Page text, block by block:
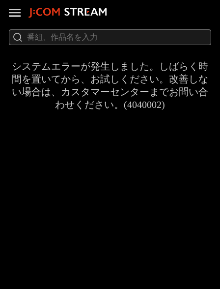
システムエラーが発生しました。しばらく時
間を置いてから、お試しください。改善しな
い場合は、カスタマーセンターまでお問い合
わせください。(4040002)